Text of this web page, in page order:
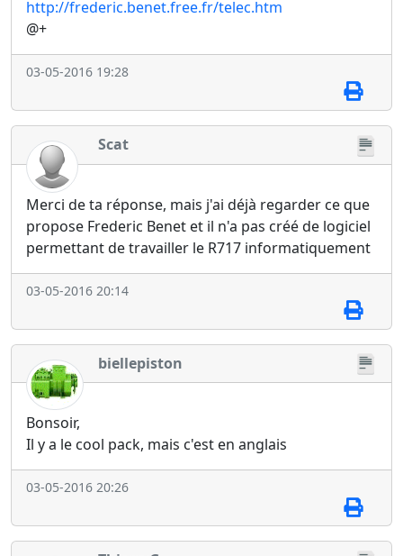
http://frederic.benet.free.fr/telec.htm
@+
03-05-2016 19:28
Scat
Merci de ta réponse, mais j'ai déjà regarder ce que
propose Frederic Benet et il n'a pas créé de logiciel
permettant de travailler le R717 informatiquement
03-05-2016 20:14
biellepiston
Bonsoir,
Il y a le cool pack, mais c'est en anglais
03-05-2016 20:26